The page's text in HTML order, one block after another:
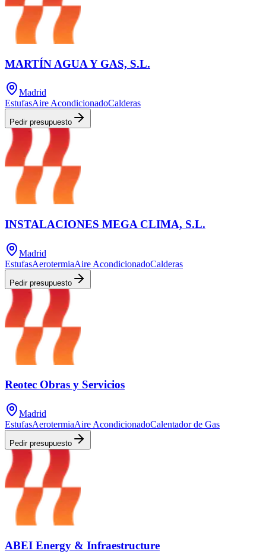
MARTÍN AGUA Y GAS, S.L.
Madrid
EstufasAire AcondicionadoCalderas
Pedir presupuesto
INSTALACIONES MEGA CLIMA, S.L.
Madrid
EstufasAerotermiaAire AcondicionadoCalderas
Pedir presupuesto
Reotec Obras y Servicios
Madrid
EstufasAerotermiaAire AcondicionadoCalentador de Gas
Pedir presupuesto
ABEI Energy & Infraestructure